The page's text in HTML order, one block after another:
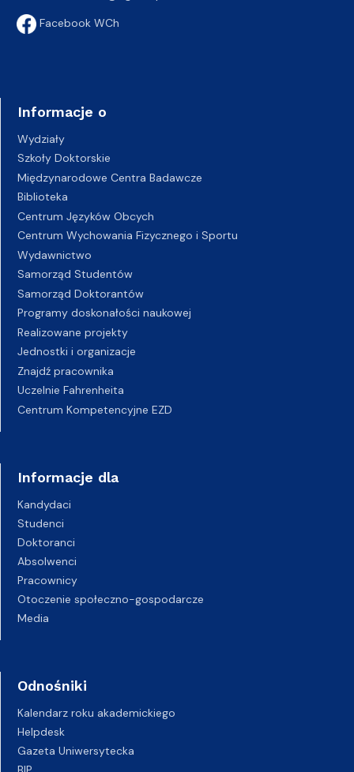
Facebook WCh
Informacje o
Wydziały
Szkoły Doktorskie
Międzynarodowe Centra Badawcze
Biblioteka
Centrum Języków Obcych
Centrum Wychowania Fizycznego i Sportu
Wydawnictwo
Samorząd Studentów
Samorząd Doktorantów
Programy doskonałości naukowej
Realizowane projekty
Jednostki i organizacje
Znajdź pracownika
Uczelnie Fahrenheita
Centrum Kompetencyjne EZD
Informacje dla
Kandydaci
Studenci
Doktoranci
Absolwenci
Pracownicy
Otoczenie społeczno-gospodarcze
Media
Odnośniki
Kalendarz roku akademickiego
Helpdesk
Gazeta Uniwersytecka